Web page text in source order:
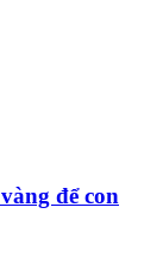
để con